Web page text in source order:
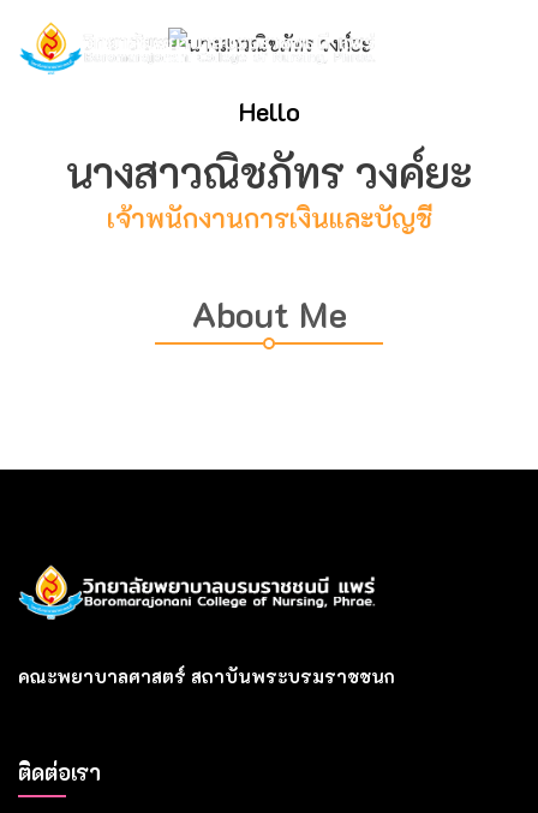
Hello
นางสาวณิชภัทร วงค์ยะ
เจ้าพนักงานการเงินและบัญชี
About Me
คณะพยาบาลศาสตร์ สถาบันพระบรมราชชนก
ติดต่อเรา